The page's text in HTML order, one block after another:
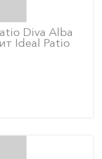
Diva Alba
Ideal Patio